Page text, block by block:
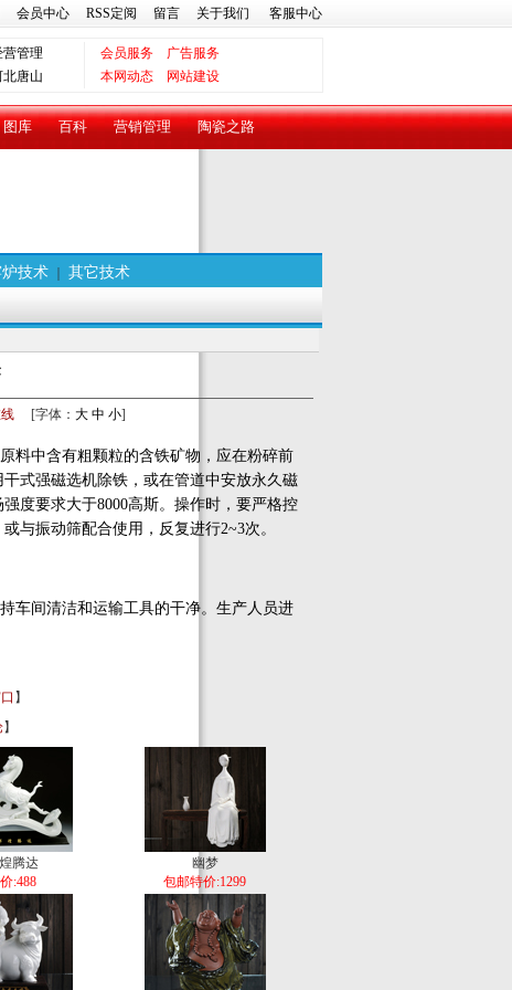
会员中心 RSS定阅 留言 关于我们 客服中心
营管理 会员服务
广告服务
北唐山 本网动态 网站建设
图库 百科 营销管理 陶瓷之路
技术
其它技术
[字体： 大 中 小]
中含有粗颗粒的含铁矿物，应在粉碎前
式强磁选机除铁，或在管道中安放永久磁
度要求大于8000高斯。操作时，要严格控
与振动筛配合使用，反复进行2~3次。
间清洁和运输工具的干净。生产人员进
】
】
腾达
:488
幽梦
包邮特价:1299